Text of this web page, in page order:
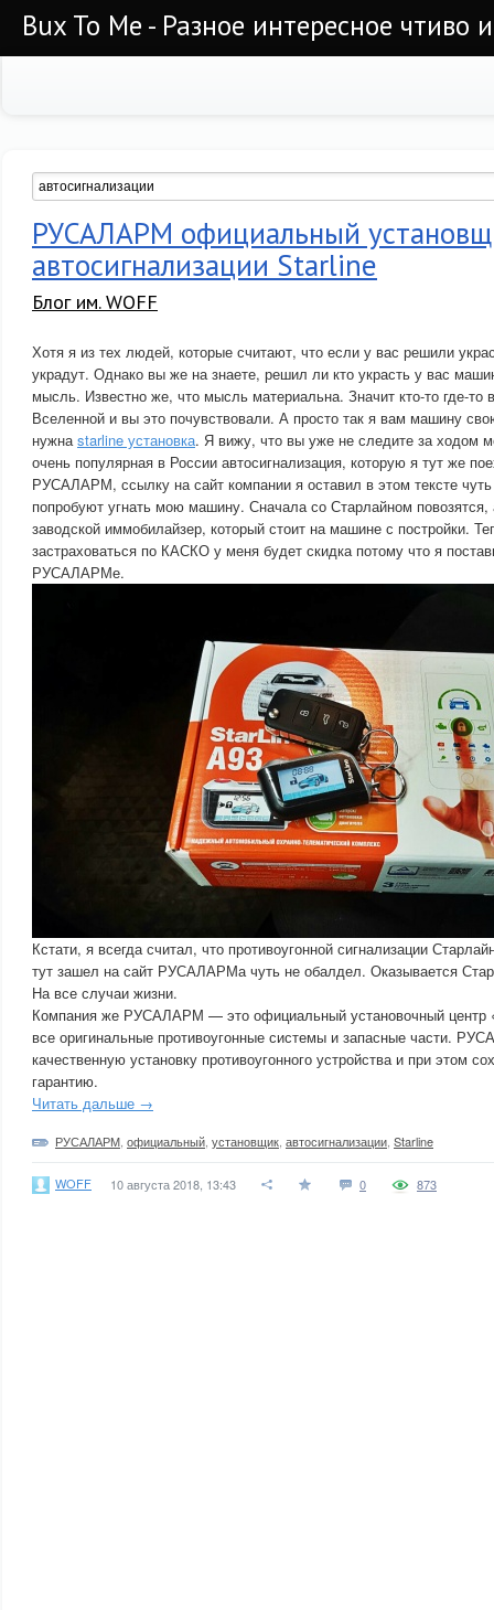
Bux To Me - Разное интересное чтиво
РУСАЛАРМ официальный
автосигнализации Starline
Блог им. WOFF
Хотя я из тех людей, которые считают, что если у вас решили
украдут. Однако вы же на знаете, решил ли кто украсть у вас
мысль. Известно же, что мысль материальна. Значит кто-то где-то
Вселенной и вы это почувствовали. А просто так я вам машину
нужнаstarline установка. Я вижу, что вы уже не следите за ходом
очень популярная в России автосигнализация, которую я тут же
РУСАЛАРМ, ссылку на сайт компании я оставил в этом тексте
попробуют угнать мою машину. Сначала со Старлайном повозятся,
заводской иммобилайзер, который стоит на машине с постройки.
застраховаться по КАСКО у меня будет скидка потому что я
РУСАЛАРМе.
Кстати, я всегда считал, что противоугонной сигнализации
тут зашел на сайт РУСАЛАРМа чуть не обалдел. Оказывается
На все случаи жизни.
Компания же РУСАЛАРМ — это официальный установочный центр
все оригинальные противоугонные системы и запасные части.
качественную установку противоугонного устройства и при этом
гарантию.
Читать дальше →
РУСАЛАРМ официальный установщик автосигнализации Starline
WOFF 10 августа 2018, 13:43 0 873